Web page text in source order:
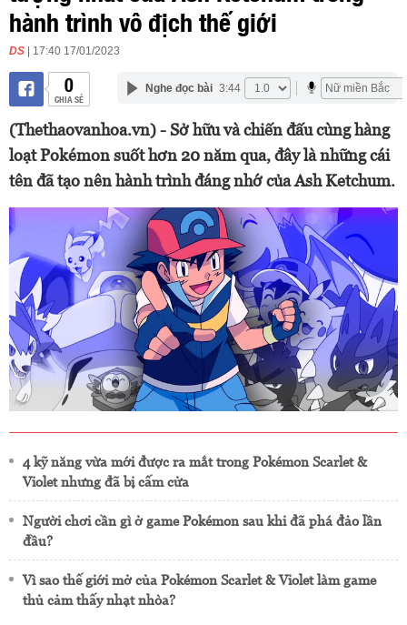
hành trình vô địch thế giới
DS | 17:40 17/01/2023
0
CHIA SẺ
Nghe đọc bài 3:44
(Thethaovanhoa.vn) - Sở hữu và chiến đấu cùng hàng
loạt Pokémon suốt hơn 20 năm qua, đây là những cái
tên đã tạo nên hành trình đáng nhớ của Ash Ketchum.
4 kỹ năng vừa mới được ra mắt trong Pokémon Scarlet &
Violet nhưng đã bị cấm cửa
Người chơi cần gì ở game Pokémon sau khi đã phá đảo lần
đầu?
Vì sao thế giới mở của Pokémon Scarlet & Violet làm game
thủ cảm thấy nhạt nhòa?